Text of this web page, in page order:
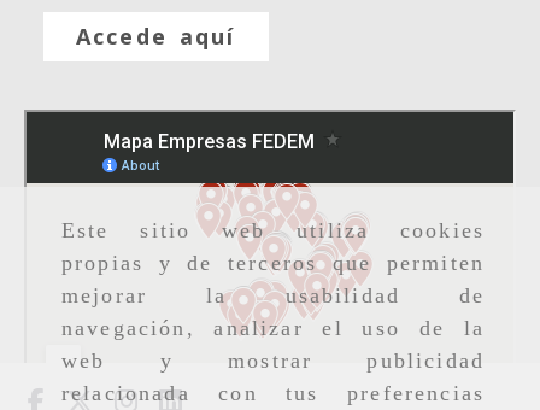
Este sitio web utiliza cookies
propias y de terceros que permiten
mejorar la usabilidad de
navegación, analizar el uso de la
web y mostrar publicidad
relacionada con tus preferencias
Accede aquí